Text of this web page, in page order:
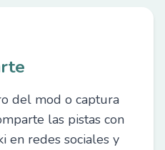
del mod o captura
las pistas con
en redes sociales y